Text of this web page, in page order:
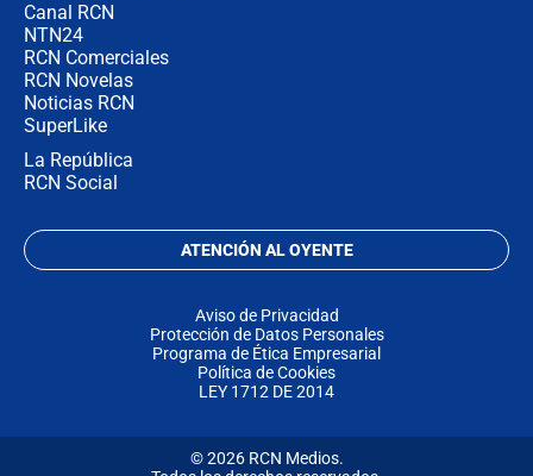
Canal RCN
NTN24
RCN Comerciales
RCN Novelas
Noticias RCN
SuperLike
La República
RCN Social
ATENCIÓN AL OYENTE
Aviso de Privacidad
Protección de Datos Personales
Programa de Ética Empresarial
Política de Cookies
LEY 1712 DE 2014
© 2026 RCN Medios.